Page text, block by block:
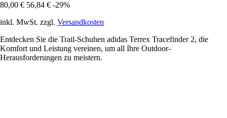
80,00 € 56,84 € -29%
inkl. MwSt. zzgl. Versandkosten
Entdecken Sie die Trail-Schuhen adidas Terrex Tracefinder 2, die
Komfort und Leistung vereinen, um all Ihre Outdoor-
Herausforderungen zu meistern.